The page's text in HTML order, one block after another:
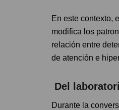
En este contexto,
modifica los
relación entre
de atención e
Del
Durante la